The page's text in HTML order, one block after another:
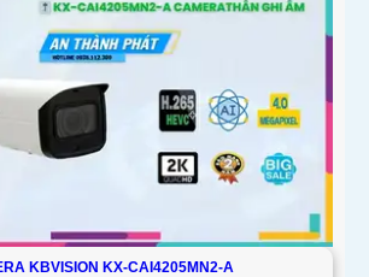
KBVISION KX-CAI4205MN2-A